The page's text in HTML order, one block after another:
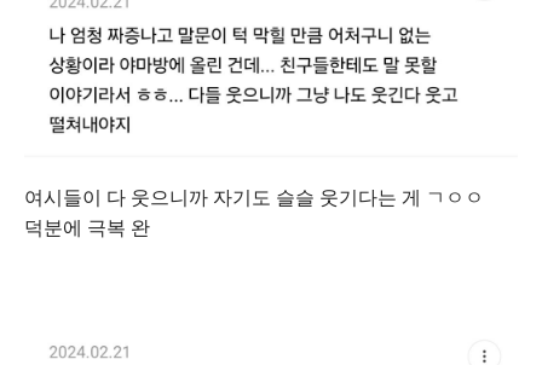
여시들이 다 웃으니까 자기도 슬슬 웃기다는 게 ㄱㅇㅇ
덕분에 극복 완